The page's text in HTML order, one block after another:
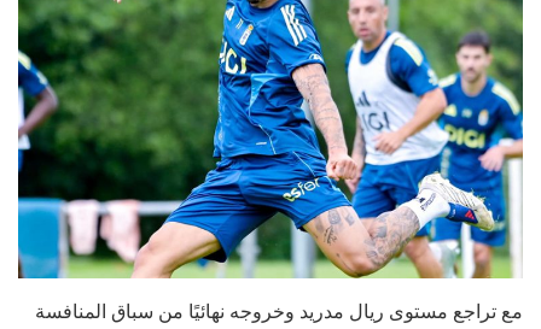
مع تراجع مستوى ريال مدريد وخروجه نهائيًا من سباق المنافسة